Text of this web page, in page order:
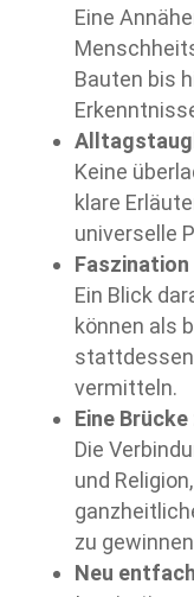
Eine
Bauten bis
Keine
klare
universelle
Ein Blick
können als
stattdessen
vermitteln.
Eine
Die
und
zu
Neu